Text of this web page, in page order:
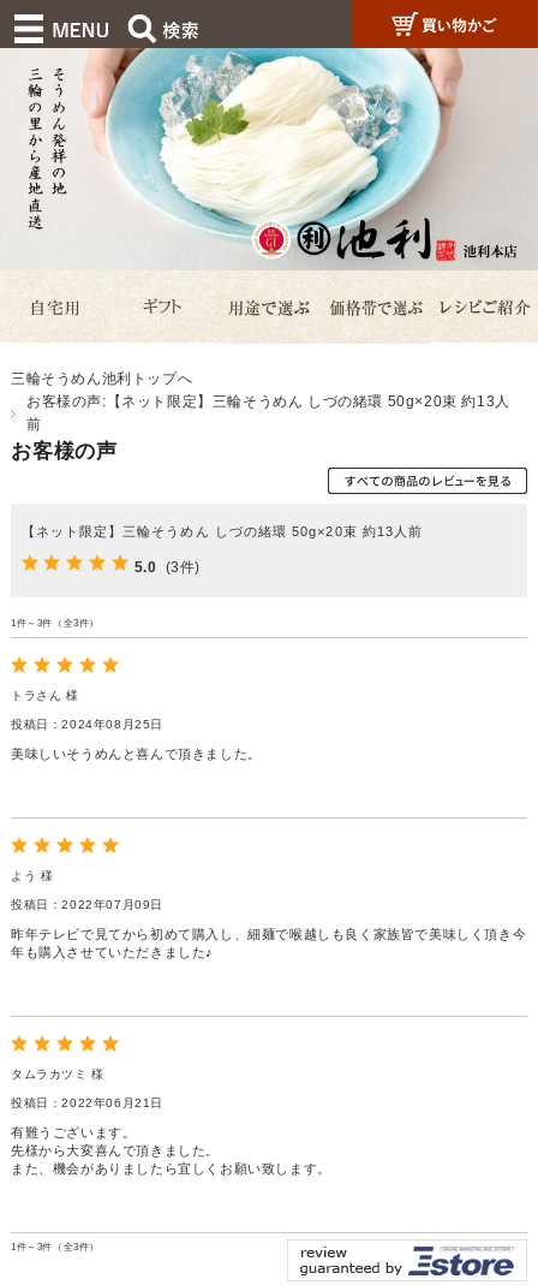
三輪そうめん池利トップへ
お客様の声:【ネット限定】三輪そうめん しづの緒環 50g×20束 約13人
前
お客様の声
【ネット限定】三輪そうめん しづの緒環 50g×20束 約13人前
5.0 (3件)
1件～3件（全3件）
トラさん 様
投稿日：2024年08月25日
美味しいそうめんと喜んで頂きました。
よう 様
投稿日：2022年07月09日
昨年テレビで見てから初めて購入し、細麺で喉越しも良く家族皆で美味しく頂き今
年も購入させていただきました♪
タムラカツミ 様
投稿日：2022年06月21日
有難うございます。
先様から大変喜んで頂きました。
また、機会がありましたら宜しくお願い致します。
1件～3件（全3件）